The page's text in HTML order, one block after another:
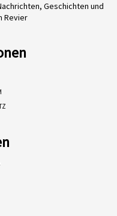
Geschichten und
Revier